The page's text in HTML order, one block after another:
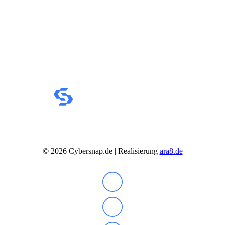
© 2026Cybersnap.de | Realisierung ara8.de